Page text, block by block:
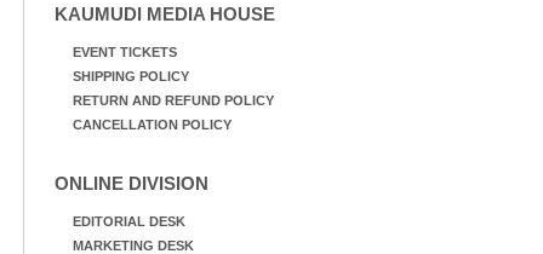
KAUMUDI MEDIA HOUSE
EVENT TICKETS
SHIPPING POLICY
RETURN AND REFUND POLICY
CANCELLATION POLICY
ONLINE DIVISION
EDITORIAL DESK
MARKETING DESK